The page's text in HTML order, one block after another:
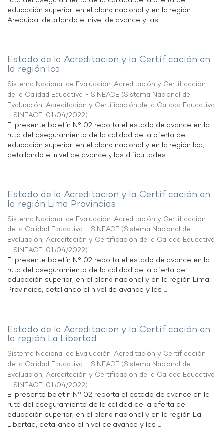
educación superior, en el plano nacional y en la región
Arequipa, detallando el nivel de avance y las ...
Estado de la Acreditación y la Certificación en
la región Ica
Sistema Nacional de Evaluación, Acreditación y Certificación
de la Calidad Educativa - SINEACE (Sistema Nacional de
Evaluación, Acreditación y Certificación de la Calidad Educativa
- SINEACE, 01/04/2022)
El presente boletín N° 02 reporta el estado de avance en la
ruta del aseguramiento de la calidad de la oferta de
educación superior, en el plano nacional y en la región Ica,
detallando el nivel de avance y las dificultades ...
Estado de la Acreditación y la Certificación en
la región Lima Provincias
Sistema Nacional de Evaluación, Acreditación y Certificación
de la Calidad Educativa - SINEACE (Sistema Nacional de
Evaluación, Acreditación y Certificación de la Calidad Educativa
- SINEACE, 01/04/2022)
El presente boletín N° 02 reporta el estado de avance en la
ruta del aseguramiento de la calidad de la oferta de
educación superior, en el plano nacional y en la región Lima
Provincias, detallando el nivel de avance y las ...
Estado de la Acreditación y la Certificación en
la región La Libertad
Sistema Nacional de Evaluación, Acreditación y Certificación
de la Calidad Educativa - SINEACE (Sistema Nacional de
Evaluación, Acreditación y Certificación de la Calidad Educativa
- SINEACE, 01/04/2022)
El presente boletín N° 02 reporta el estado de avance en la
ruta del aseguramiento de la calidad de la oferta de
educación superior, en el plano nacional y en la región La
Libertad, detallando el nivel de avance y las ...